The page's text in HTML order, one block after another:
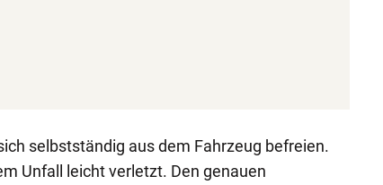
selbstständig aus dem Fahrzeug befreien.
Unfall leicht verletzt. Den genauen